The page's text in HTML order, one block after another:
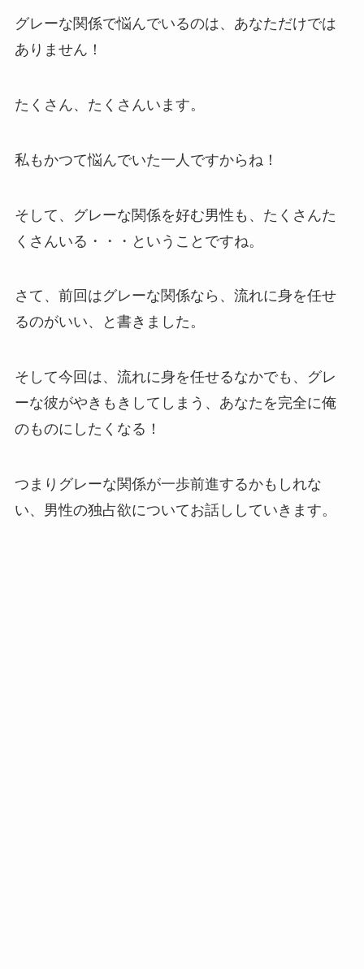
グレーな関係で悩んでいるのは、あなただけでは
ありません！
たくさん、たくさんいます。
私もかつて悩んでいた一人ですからね！
そして、グレーな関係を好む男性も、たくさんた
くさんいる・・・ということですね。
さて、前回はグレーな関係なら、流れに身を任せ
るのがいい、と書きました。
そして今回は、流れに身を任せるなかでも、グレ
ーな彼がやきもきしてしまう、あなたを完全に俺
のものにしたくなる！
つまりグレーな関係が一歩前進するかもしれな
い、男性の独占欲についてお話ししていきます。